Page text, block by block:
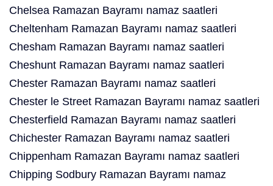
Chelsea Ramazan Bayramı namaz saatleri
Cheltenham Ramazan Bayramı namaz saatleri
Chesham Ramazan Bayramı namaz saatleri
Cheshunt Ramazan Bayramı namaz saatleri
Chester Ramazan Bayramı namaz saatleri
Chester le Street Ramazan Bayramı namaz saatleri
Chesterfield Ramazan Bayramı namaz saatleri
Chichester Ramazan Bayramı namaz saatleri
Chippenham Ramazan Bayramı namaz saatleri
Chipping Sodbury Ramazan Bayramı namaz